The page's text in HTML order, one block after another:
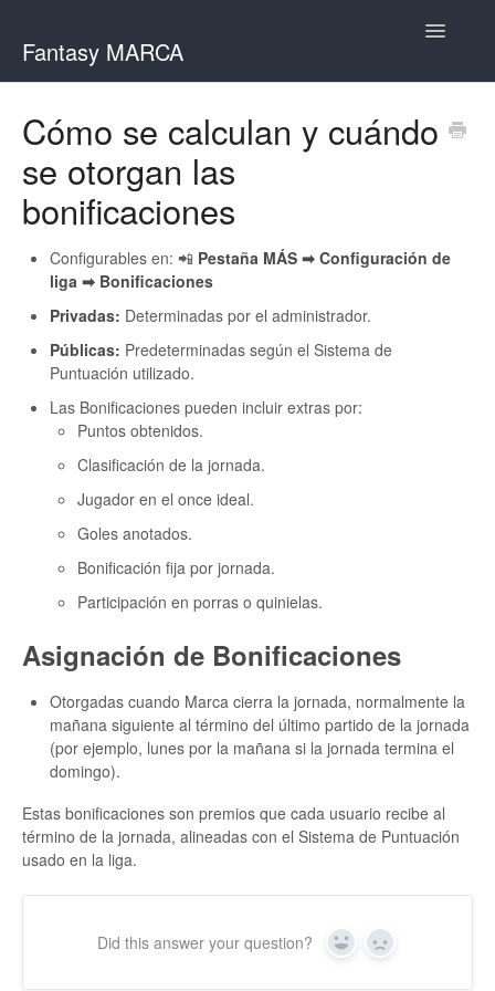
Fantasy MARCA
Toggle
Dudas por tema
Contacto
Cómo se calculan y cuándo
se otorgan las
bonificaciones
Configurables en: 📲 Pestaña MÁS ➡ Configuración de
liga ➡ Bonificaciones
Privadas: Determinadas por el administrador.
Públicas: Predeterminadas según el Sistema de
Puntuación utilizado.
Las Bonificaciones pueden incluir extras por:
Puntos obtenidos.
Clasificación de la jornada.
Jugador en el once ideal.
Goles anotados.
Bonificación fija por jornada.
Participación en porras o quinielas.
Asignación de Bonificaciones
Otorgadas cuando Marca cierra la jornada, normalmente la
mañana siguiente al término del último partido de la jornada
(por ejemplo, lunes por la mañana si la jornada termina el
domingo).
Estas bonificaciones son premios que cada usuario recibe al
término de la jornada, alineadas con el Sistema de Puntuación
usado en la liga.
Did this answer your question? Yes No